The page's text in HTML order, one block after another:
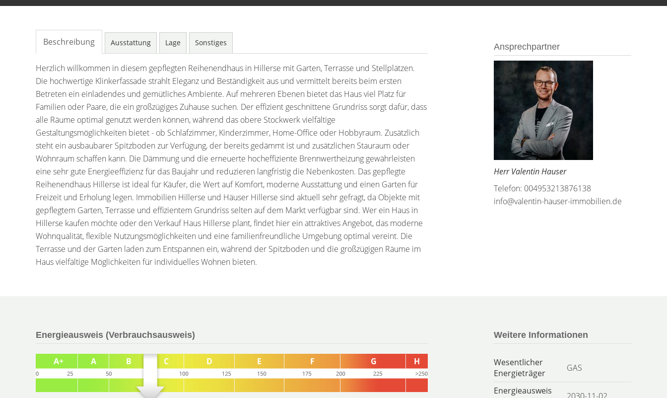
Beschreibung Ausstattung Lage Sonstiges
Herzlich willkommen in diesem gepflegten Reihenendhaus in Hillerse mit Garten, Terrasse und Stellplätzen.
Die hochwertige Klinkerfassade strahlt Eleganz und Beständigkeit aus und vermittelt bereits beim ersten
Betreten ein einladendes und gemütliches Ambiente. Auf mehreren Ebenen bietet das Haus viel Platz für
Familien oder Paare, die ein großzügiges Zuhause suchen. Der effizient geschnittene Grundriss sorgt dafür, dass
alle Räume optimal genutzt werden können, während das obere Stockwerk vielfältige
Gestaltungsmöglichkeiten bietet - ob Schlafzimmer, Kinderzimmer, Home-Office oder Hobbyraum. Zusätzlich
steht ein ausbaubarer Spitzboden zur Verfügung, der bereits gedämmt ist und zusätzlichen Stauraum oder
Wohnraum schaffen kann. Die Dämmung und die erneuerte hocheffiziente Brennwertheizung gewährleisten
eine sehr gute Energieeffizienz für das Baujahr und reduzieren langfristig die Nebenkosten. Das gepflegte
Reihenendhaus Hillerse ist ideal für Käufer, die Wert auf Komfort, moderne Ausstattung und einen Garten für
Freizeit und Erholung legen. Immobilien Hillerse und Häuser Hillerse sind aktuell sehr gefragt, da Objekte mit
gepflegtem Garten, Terrasse und effizientem Grundriss selten auf dem Markt verfügbar sind. Wer ein Haus in
Hillerse kaufen möchte oder den Verkauf Haus Hillerse plant, findet hier ein attraktives Angebot, das moderne
Wohnqualität, flexible Nutzungsmöglichkeiten und eine familienfreundliche Umgebung optimal vereint. Die
Terrasse und der Garten laden zum Entspannen ein, während der Spitzboden und die großzügigen Räume im
Haus vielfältige Möglichkeiten für individuelles Wohnen bieten.
Ansprechpartner
Herr Valentin Hauser
Telefon: 004953213876138
info@valentin-hauser-immobilien.de
Energieausweis (Verbrauchsausweis) Weitere Informationen
Wesentlicher
Energieträger
GAS
Energieausweis